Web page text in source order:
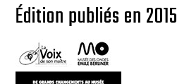
Édition publiés en 2015